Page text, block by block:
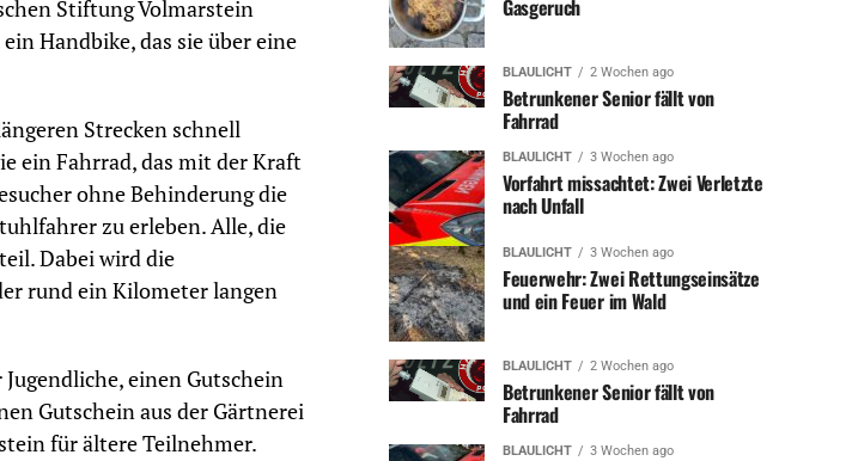
Stiftung Volmarstein
Handbike, das sie über eine
Strecken schnell
ein Fahrrad, das mit der Kraft
ohne Behinderung die
zu erleben. Alle, die
Dabei wird die
rund ein Kilometer langen
einen Gutschein
Gutschein aus der Gärtnerei
für ältere Teilnehmer.
Gasgeruch
BLAULICHT 2 Wochen ago
Betrunkener Senior fällt von
Fahrrad
BLAULICHT 3 Wochen ago
Vorfahrt missachtet: Zwei Verletzte
nach Unfall
BLAULICHT 3 Wochen ago
Feuerwehr: Zwei Rettungseinsätze
und ein Feuer im Wald
BLAULICHT 2 Wochen ago
Betrunkener Senior fällt von
Fahrrad
BLAULICHT 3 Wochen ago